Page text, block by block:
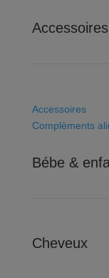
Accessoires
Accessoires
Complèments
Bébe &
Cheveux